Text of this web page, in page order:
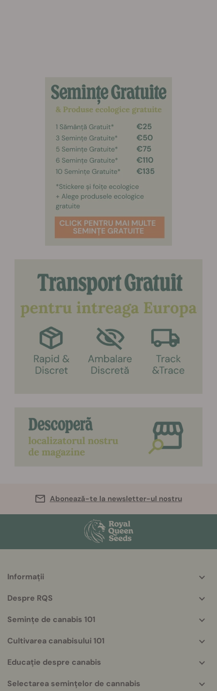
Abonează-te la newsletter-ul nostru
More
info
Informații
Despre RQS
Semințe de canabis 101
Cultivarea canabisului 101
Educație despre canabis
Selectarea semințelor de cannabis